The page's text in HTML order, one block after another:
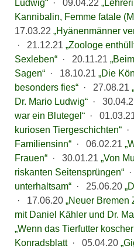
Ludwig“· 09.04.22
Kannibalin, Femme fatale
17.03.22 „Hyänenmänner
·
21.12.21 „Zoologe
Sexleben“· 20.11.21
Sagen“· 18.10.21 „Die
besonders fies“· 27.08.21
Dr. Mario Ludwig“·
war ein Blutegel“·
kuriosen Tiergeschichten“·
Familiensinn“· 06.02.21
Frauen“· 30.01.21 „Von
riskanten Seitensprüngen“·
unterhaltsam“· 25.06.20
·
17.06.20 „Neuer Bremen
mit Daniel Kähler und Dr.
„Wenn das Tierfutter
Konradsblatt· 05.04.20